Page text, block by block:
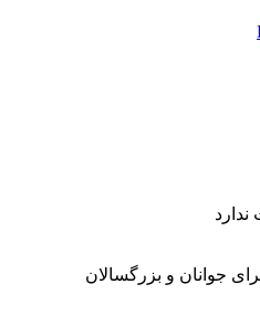
جوانان و بزرگسالان